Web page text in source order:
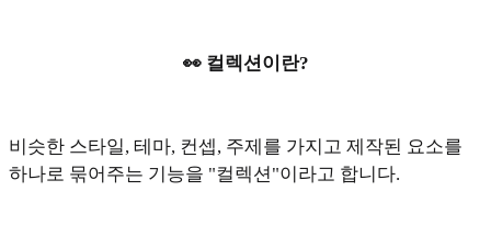
👀 컬렉션이란?
비슷한 스타일, 테마, 컨셉, 주제를 가지고 제작된 요소를
하나로 묶어주는 기능을 "컬렉션"이라고 합니다.